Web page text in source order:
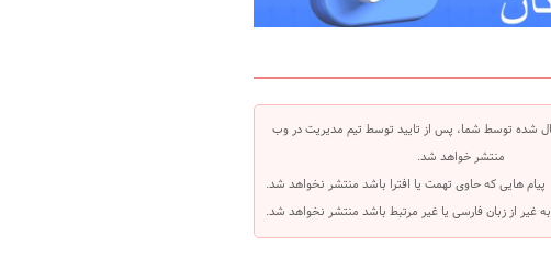
شده توسط شما، پس از تایید توسط تیم مدیریت در وب
منتشر خواهد شد.
پیام هایی که حاوی تهمت یا افترا باشد منتشر نخواهد شد.
غیر از زبان فارسی یا غیر مرتبط باشد منتشر نخواهد شد.